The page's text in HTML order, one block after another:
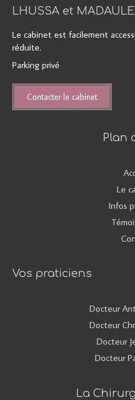
LHUSSA et MADAULE
Le cabinet est facilement
réduite.
Parking privé
Contacter le cabinet
Plan
Le
Infos
Vos praticiens
Docteur
Docteur
Docteur
Docteur
La